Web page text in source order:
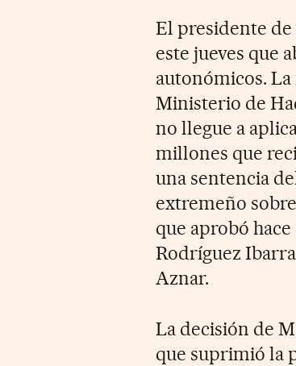
El presidente
este jueves que
autonómicos.
Ministerio de
no llegue a
millones que
una sentencia
extremeño
que aprobó
Rodríguez
Aznar.
La decisión de
que suprimió la